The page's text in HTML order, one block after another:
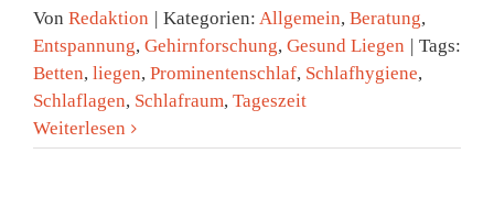
Von Redaktion | Kategorien: Allgemein, Beratung,
Entspannung, Gehirnforschung, Gesund Liegen | Tags:
Betten, liegen, Prominentenschlaf, Schlafhygiene,
Schlaflagen, Schlafraum, Tageszeit
Weiterlesen